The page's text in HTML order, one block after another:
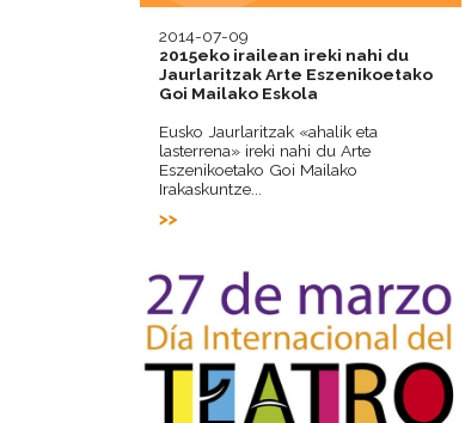
2014-07-09
2015eko irailean ireki nahi du
Jaurlaritzak Arte Eszenikoetako
Goi Mailako Eskola
Eusko Jaurlaritzak «ahalik eta
lasterrena» ireki nahi du Arte
Eszenikoetako Goi Mailako
Irakaskuntze...